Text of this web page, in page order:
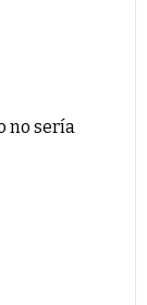
no sería